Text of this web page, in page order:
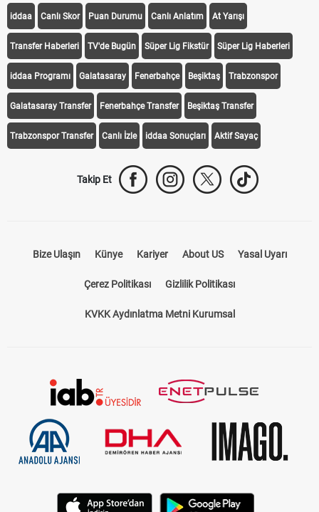
iddaa Canlı Skor Puan Durumu Canlı Anlatım At Yarışı
Transfer Haberleri TV'de Bugün Süper Lig Fikstür Süper Lig Haberleri
iddaa Programı Galatasaray Fenerbahçe Beşiktaş Trabzonspor
Galatasaray Transfer Fenerbahçe Transfer Beşiktaş Transfer
Trabzonspor Transfer Canlı İzle iddaa Sonuçları Aktif Sayaç
Takip Et
Bize Ulaşın Künye Kariyer About US Yasal Uyarı
Çerez Politikası Gizlilik Politikası
KVKK Aydınlatma Metni Kurumsal